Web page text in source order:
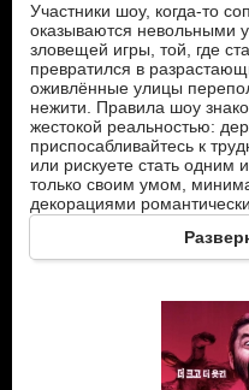
Участники шоу, когда-то
оказываются невольными
зловещей игры, той, где
превратился в
оживлённые улицы
нежити. Правила шоу
жестокой реальностью:
приспосабливайтесь к
или рискуете стать
только своим умом,
декорациями
должна перемещаться по
опасностями, где каждый
могут стать смертельной